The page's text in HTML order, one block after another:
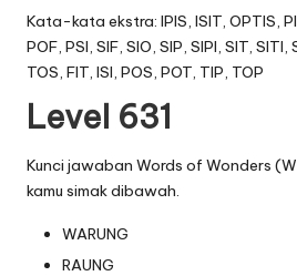
Kata-kata ekstra: IPIS, ISIT, OPTIS,
POF, PSI, SIF, SIO, SIP, SIPI, SIT, SITI,
TOS, FIT, ISI, POS, POT, TIP, TOP
Level 631
Kunci jawaban Words of Wonders
kamu simak dibawah.
WARUNG
RAUNG